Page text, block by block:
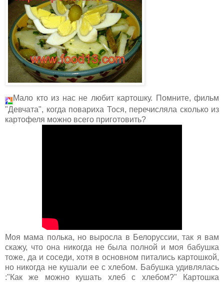
Мало кто из нас не любит картошку. Помните, фильм
"Девчата", когда повариха Тося, перечисляла сколько из
картофеля можно всего приготовить?
Моя мама полька, но выросла в Белоруссии, так я вам
скажу, что она никогда не была полной и моя бабушка
тоже, да и соседи, хотя в основном питались картошкой,
но никогда не кушали ее с хлебом. Бабушка удивлялась
:"Как же можно кушать хлеб с хлебом?" Картошка